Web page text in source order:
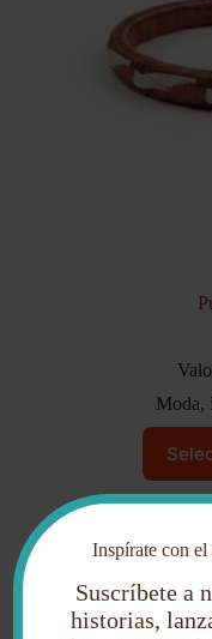
Moda,
Inspírate con
Suscríbete a
historias,